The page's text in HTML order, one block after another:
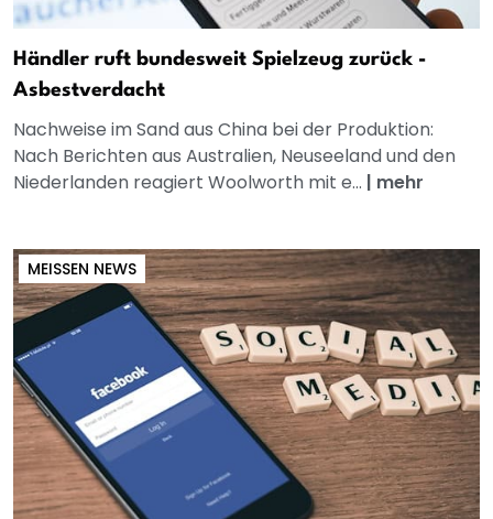
Händler ruft bundesweit Spielzeug zurück -
Asbestverdacht
Nachweise im Sand aus China bei der Produktion:
Nach Berichten aus Australien, Neuseeland und den
Niederlanden reagiert Woolworth mit e... | mehr
MEISSEN NEWS